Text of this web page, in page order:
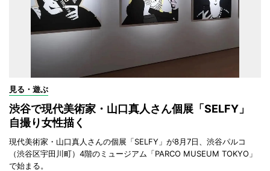
見る・遊ぶ
渋谷で現代美術家・山口真人さん個展「SELFY」
自撮り女性描く
現代美術家・山口真人さんの個展「SELFY」が8月7日、渋谷パルコ
（渋谷区宇田川町）4階のミュージアム「PARCO MUSEUM TOKYO」
で始まる。